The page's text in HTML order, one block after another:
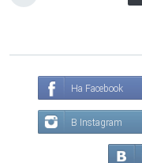
На Facebook
В Instagram